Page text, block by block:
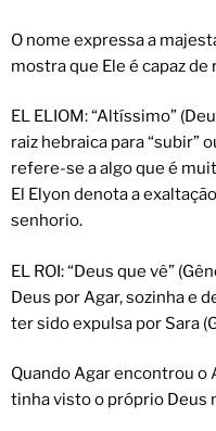
O nome expressa a
mostra que Ele é capaz
EL ELIOM: “Altíssimo”
raiz hebraica para “subir”
refere-se a algo que é
El Elyon denota a
senhorio.
EL ROI: “Deus que vê”
Deus por Agar, sozinha e
ter sido expulsa por Sara
Quando Agar encontrou o
tinha visto o próprio Deus